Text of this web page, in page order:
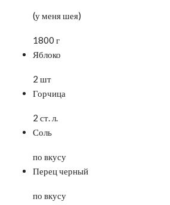
(у меня шея)
1800 г
Яблоко
2 шт
Горчица
2 ст. л.
Соль
по вкусу
Перец черный
по вкусу